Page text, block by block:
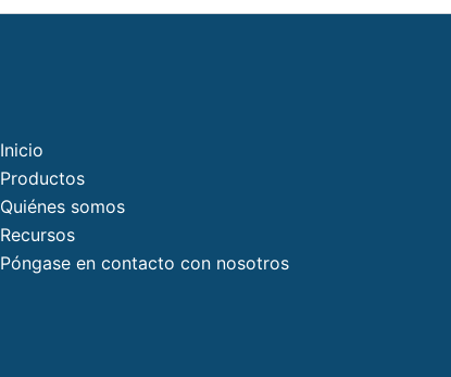
Inicio
Productos
Quiénes somos
Recursos
Póngase en contacto con nosotros